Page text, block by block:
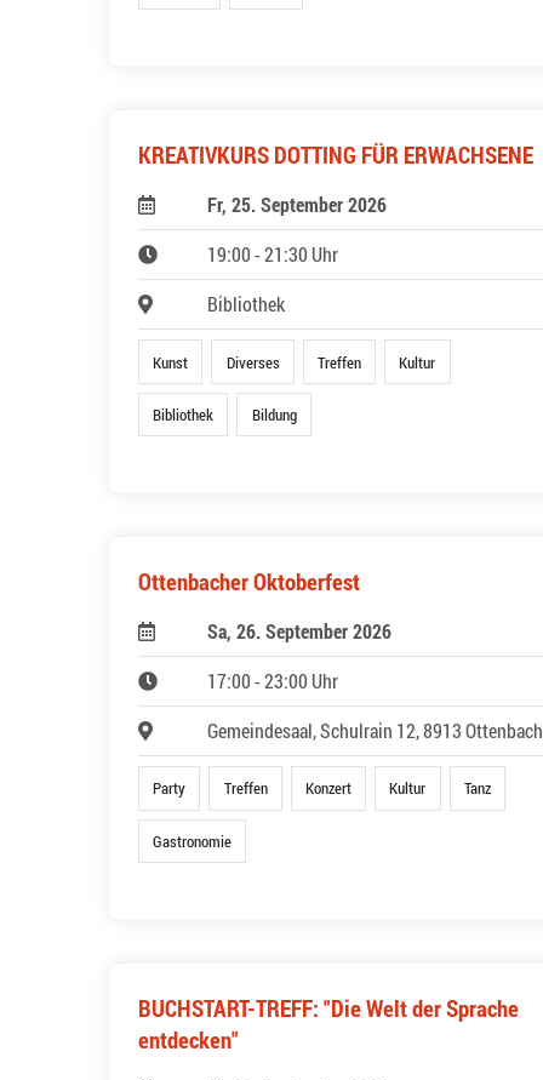
KREATIVKURS DOTTING FÜR ERWACHSENE
Fr, 25. September 2026
19:00 - 21:30 Uhr
Bibliothek
Kunst Diverses Treffen Kultur
Bibliothek Bildung
Ottenbacher Oktoberfest
Sa, 26. September 2026
17:00 - 23:00 Uhr
Gemeindesaal, Schulrain 12, 8913 Ottenbach
Party Treffen Konzert Kultur Tanz
Gastronomie
BUCHSTART-TREFF: "Die Welt der Sprache
entdecken"